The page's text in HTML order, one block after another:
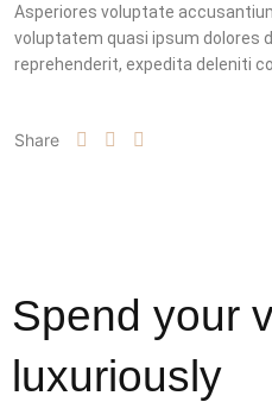
Asperiores voluptate
voluptatem quasi ipsum dolores
reprehenderit, expedita deleniti
Share
Spend your
luxuriously